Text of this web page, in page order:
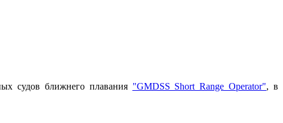
судов ближнего плавания "GMDSS Short Range Operator", в